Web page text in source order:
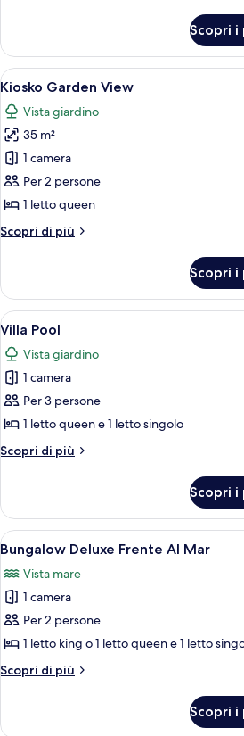
Deluxe
Elevado
Scopri
Apri
tutte
le
foto
per
Kiosko
Garden
Una
6
Kiosko Garden View
Vista giardino
35 m²
1 camera
Per 2 persone
1 letto queen
Scopri di più
Altri
Garden
View
Scopri
Apri
tutte
le
foto
per
Villa
Pool
Un
7
Villa Pool
Vista giardino
1 camera
Per 3 persone
1 letto queen e 1 letto singolo
Scopri di più
Altri
Pool
Scopri
Apri
tutte
le
foto
per
Bungalow
Deluxe
Frente
Mar
Una
7
Bungalow Deluxe Frente Al Mar
Vista mare
1 camera
Per 2 persone
1 letto king o 1 letto queen e 1 letto
Scopri di più
Altri
Scopri